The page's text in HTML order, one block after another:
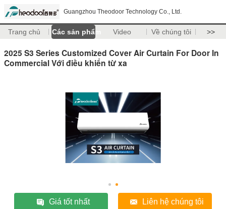
Guangzhou Theodoor Technology Co., Ltd.
Trang chủ Các sản phẩm Video Về chúng tôi >>
2025 S3 Series Customized Cover Air Curtain For Door In
Commercial Với điều khiển từ xa
Giá tốt nhất Liên hệ chúng tôi